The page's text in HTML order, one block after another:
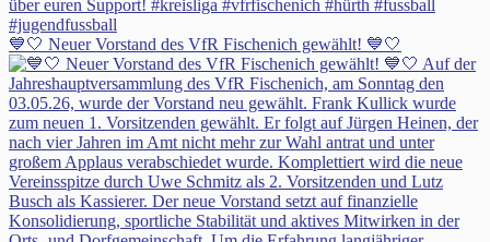
💙🤍 Neuer Vorstand des VfR Fischenich gewählt! 💙🤍